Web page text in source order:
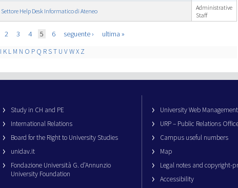
Settore Help Desk Informatico di Ateneo
Administrative
Staff
2 3 4 5 6 seguente › ultima »
I K L M N O P Q R S T U V W X Z
Study in CH and PE
International Relations
Board for the Right to University Studies
unidav.it
Fondazione Università G. d’Annunzio
University Foundation
University Web Management
URP – Public Relations
Campus useful numbers
Map
Legal notes and copyright-
Accessibility